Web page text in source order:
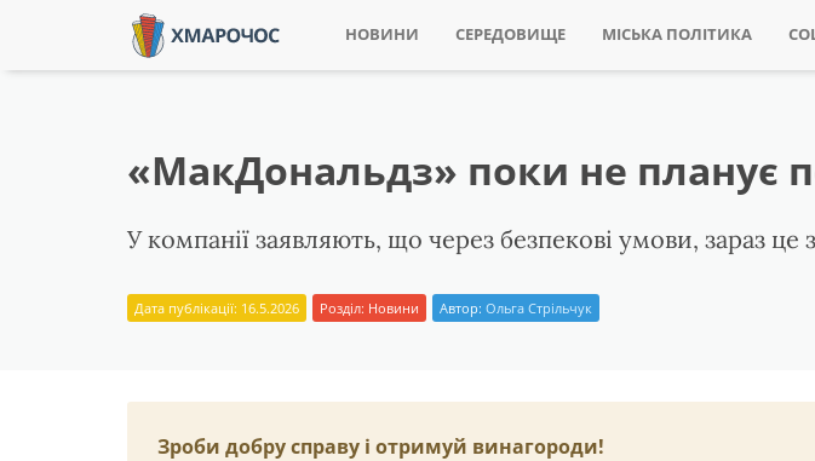
НОВИНИ СЕРЕДОВИЩЕ МІСЬКА ПОЛІТИКА
«МакДональдз» поки не планує
У компанії заявляють, що через безпекові умови, зараз
Дата публікації: 16.5.2026 Розділ: Новини Автор: Ольга Стрільчук
Зроби добру справу і отримуй винагороди!